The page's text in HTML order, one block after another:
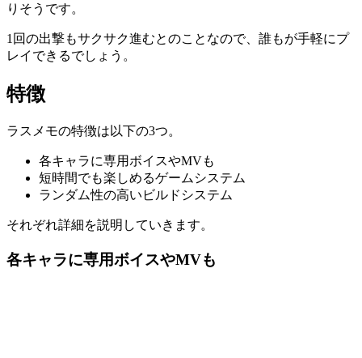
りそうです。
1回の出撃もサクサク進むとのことなので、誰もが手軽にプ
レイできるでしょう。
特徴
ラスメモの特徴は以下の3つ。
各キャラに専用ボイスやMVも
短時間でも楽しめるゲームシステム
ランダム性の高いビルドシステム
それぞれ詳細を説明していきます。
各キャラに専用ボイスやMVも